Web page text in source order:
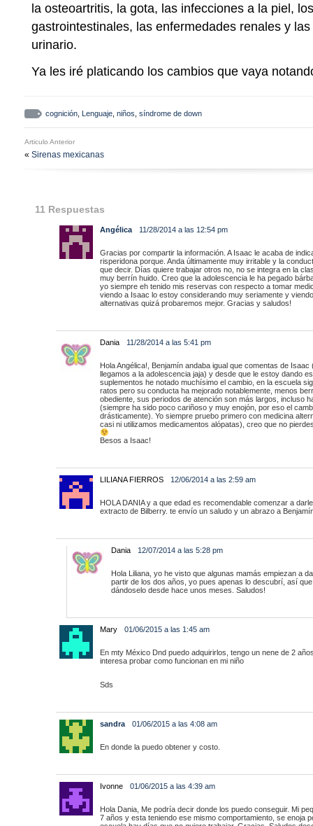
la osteoartritis, la gota, las infecciones a la piel,
gastrointestinales, las enfermedades renales y
urinario.
Ya les iré platicando los cambios que vaya
cognición Lenguaje niños síndrome de down
Articulo Anterior
« Sirenas mexicanas
11 Respuestas
Angélica 11/28/2014 a las 12:54 pm
Gracias por compartir la información. A Isaac le acaba de
risperidona porque. Anda últimamente muy irritable y la
que decir. Días quiere trabajar otros no, no se integra en la
muy berrín huido. Creo que la adolescencia le ha pegado
yo siempre eh tenido mis reservas con respecto a tomar
viendo a Isaac lo estoy considerando muy seriamente y
alternativas quizá probaremos mejor. Gracias y saludos!
Dania 11/28/2014 a las 5:41 pm
Hola Angélica!, Benjamín andaba igual que comentas de
llegamos a la adolescencia jaja) y desde que le estoy dando
suplementos he notado muchísimo el cambio, en la escuela
ratos pero su conducta ha mejorado notablemente, menos
obediente, sus periodos de atención son más largos, incluso
(siempre ha sido poco cariñoso y muy enojón, por eso el
drásticamente). Yo siempre pruebo primero con medicina
casi ni utilizamos medicamentos alópatas), creo que no
Besos a Isaac!
LILIANA FIERROS 12/06/2014 a las 2:59 am
HOLA DANIA y a que edad es recomendable comenzar a
extracto de Bilberry. te envío un saludo y un abrazo a
Dania 12/07/2014 a las 5:28 pm
Hola Liliana, yo he visto que algunas mamás empiezan a
partir de los dos años, yo pues apenas lo descubrí, así
dándoselo desde hace unos meses. Saludos!
Mary 01/06/2015 a las 1:45 am
En mty México Dnd puedo adquirirlos, tengo un nene de 2
interesa probar como funcionan en mi niño
Sds
sandra 01/06/2015 a las 4:08 am
En donde la puedo obtener y costo.
Ivonne 01/06/2015 a las 4:39 am
Hola Dania, Me podría decir donde los puedo conseguir. Mi
7 años y esta teniendo ese mismo comportamiento, se enoja